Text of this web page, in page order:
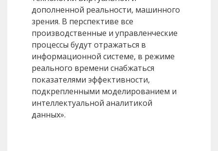
дополненной реальности, машинного
зрения. В перспективе все
производственные и управленческие
процессы будут отражаться в
информационной системе, в режиме
реального времени снабжаться
показателями эффективности,
подкрепленными моделированием и
интеллектуальной аналитикой
данных».